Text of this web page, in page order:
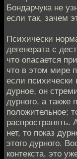
Бондарчука не
если так, зачем
Психически
дегенерата с
что опасается
что в этом мире
если психически
дурное, он
дурного, а также
положительное:
распространять.
нет, то показ
этого дурного.
контекста, это